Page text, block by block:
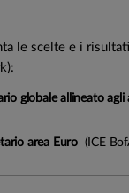
la possibilità di
caratterizzazione
coinvolti in attività
o le armi non
:
le scelte e i
globale allineato
area Euro (ICE